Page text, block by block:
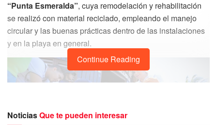
“Punta Esmeralda”, cuya remodelación y rehabilitación
se realizó con material reciclado, empleando el manejo
circular y las buenas prácticas dentro de las instalaciones
y en la playa en general.
Continue Reading
NoticiasQue te pueden interesar